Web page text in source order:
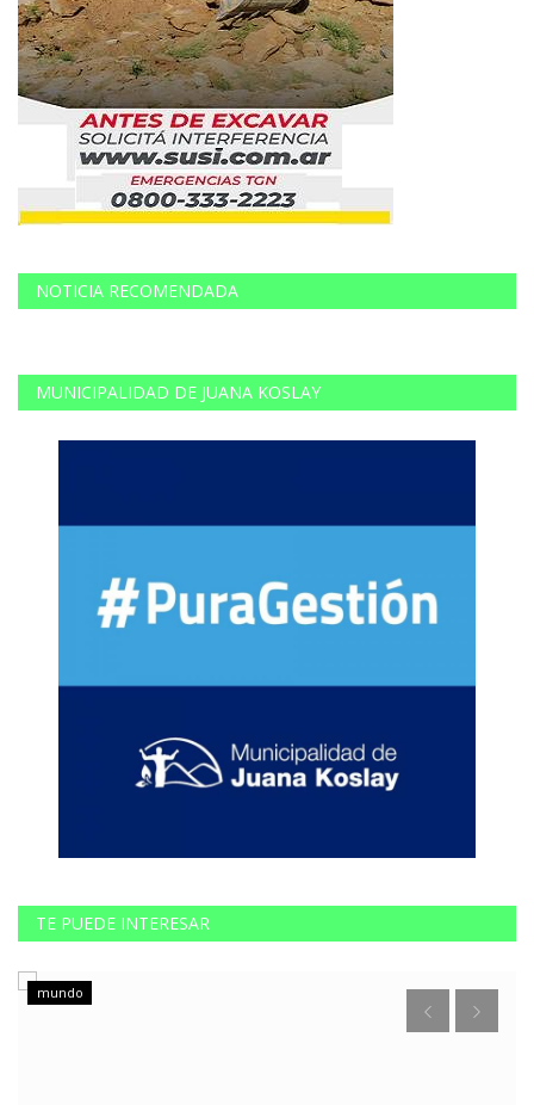
NOTICIA RECOMENDADA
MUNICIPALIDAD DE JUANA KOSLAY
TE PUEDE INTERESAR
mundo